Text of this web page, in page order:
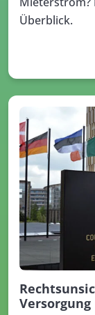
Überblick.
Versorgung